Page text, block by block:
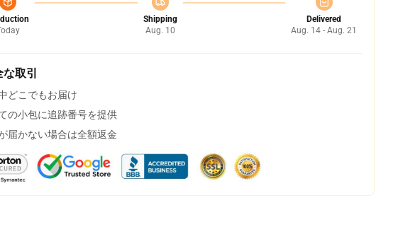
Shipping
Aug. 10
Delivered
Aug. 14 - Aug. 21
取引
どこでもお届け
の小包に追跡番号を提供
届かない場合は全額返金